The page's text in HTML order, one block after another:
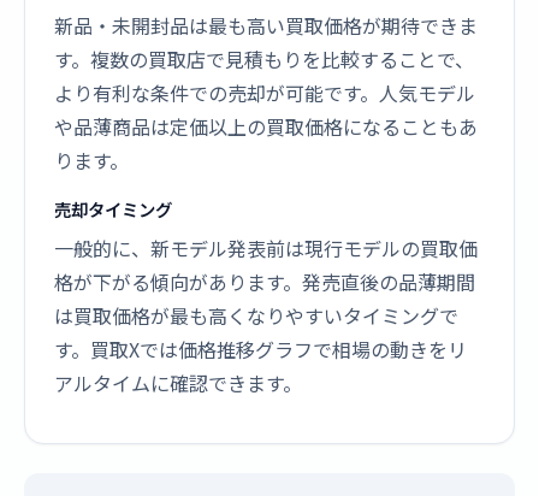
新品・未開封品は最も高い買取価格が期待できま
す。複数の買取店で見積もりを比較することで、
より有利な条件での売却が可能です。人気モデル
や品薄商品は定価以上の買取価格になることもあ
ります。
売却タイミング
一般的に、新モデル発表前は現行モデルの買取価
格が下がる傾向があります。発売直後の品薄期間
は買取価格が最も高くなりやすいタイミングで
す。買取Xでは価格推移グラフで相場の動きをリ
アルタイムに確認できます。